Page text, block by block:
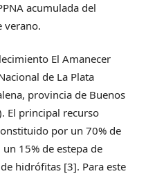
acumulada del
verano.
El Amanecer
de La Plata
provincia de Buenos
El principal recurso
por un 70% de
15% de estepa de
hidrófitas [3]. Para este